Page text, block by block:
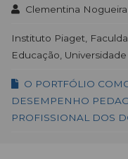
Clementina
Instituto Piaget,
Educação,
O PORTFÓLIO
DESEMPENHO
PROFISSIONAL DOS